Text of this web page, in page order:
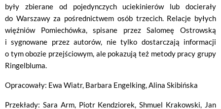
były zbierane od pojedynczych uciekinierów lub docierały
do Warszawy za pośrednictwem osób trzecich. Relacje byłych
więźniów Pomiechówka, spisane przez Salomeę Ostrowską
i sygnowane przez autorów, nie tylko dostarczają informacji
o tym obozie przejściowym, ale pokazują też metody pracy grupy
Ringelbluma.
Opracowały: Ewa Wiatr, Barbara Engelking, Alina Skibińska
Przekłady: Sara Arm, Piotr Kendziorek, Shmuel Krakowski, Jan